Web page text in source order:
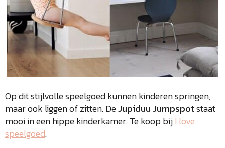
Op dit stijlvolle speelgoed kunnen kinderen springen,
maar ook liggen of zitten. DeJupiduu Jumpspotstaat
mooi in een hippe kinderkamer. Te koop bijI love
speelgoed.